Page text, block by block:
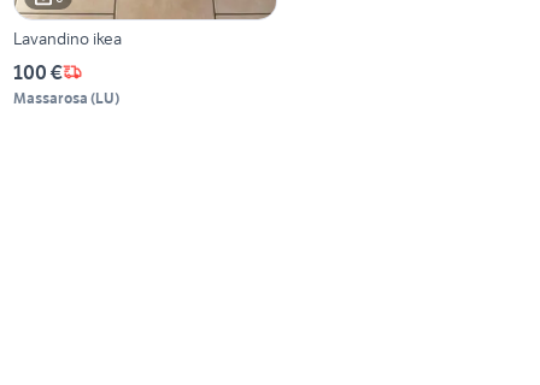
Lavandino ikea
100 €
Massarosa (LU)